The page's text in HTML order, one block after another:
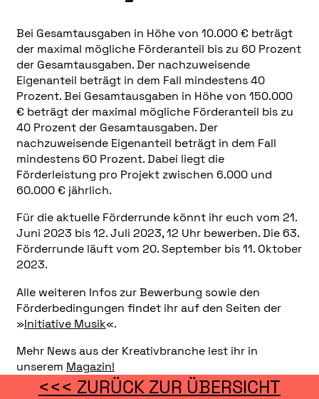
Bei Gesamtausgaben in Höhe von 10.000 € beträgt
der maximal mögliche Förderanteil bis zu 60 Prozent
der Gesamtausgaben. Der nachzuweisende
Eigenanteil beträgt in dem Fall mindestens 40
Prozent. Bei Gesamtausgaben in Höhe von 150.000
€ beträgt der maximal mögliche Förderanteil bis zu
40 Prozent der Gesamtausgaben. Der
nachzuweisende Eigenanteil beträgt in dem Fall
mindestens 60 Prozent. Dabei liegt die
Förderleistung pro Projekt zwischen 6.000 und
60.000 € jährlich.
Für die aktuelle Förderrunde könnt ihr euch vom 21.
Juni 2023 bis 12. Juli 2023, 12 Uhr bewerben. Die 63.
Förderrunde läuft vom 20. September bis 11. Oktober
2023.
Alle weiteren Infos zur Bewerbung sowie den
Förderbedingungen findet ihr auf den Seiten der
»Initiative Musik«.
Mehr News aus der Kreativbranche lest ihr in
unserem Magazin!
<<< ZURÜCK ZUR ÜBERSICHT